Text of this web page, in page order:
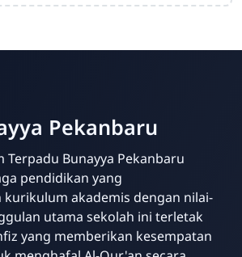
Pekanbaru
Terpadu Bunayya Pekanbaru
pendidikan yang
akademis dengan nilai-
utama sekolah ini terletak
yang memberikan kesempatan